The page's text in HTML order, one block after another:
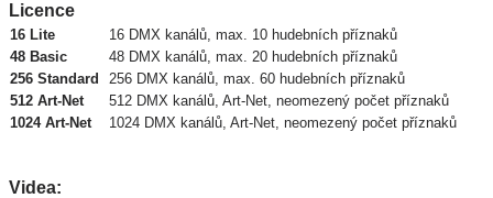
Licence
16 Lite
16 DMX kanálů, max. 10 hudebních příznaků
48 Basic
48 DMX kanálů, max. 20 hudebních příznaků
256 Standard
256 DMX kanálů, max. 60 hudebních příznaků
512 Art-Net
512 DMX kanálů, Art-Net, neomezený počet příznaků
1024 Art-Net
1024 DMX kanálů, Art-Net, neomezený počet příznaků
Videa: